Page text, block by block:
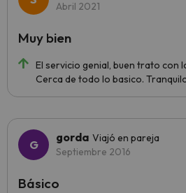
Abril 2021
El servicio genial, buen trato con
Cerca de todo lo basico.
Muy bien
gorda Viajó en pareja
Septiembre 2016
Básico